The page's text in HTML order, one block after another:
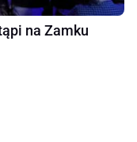
na Zamku